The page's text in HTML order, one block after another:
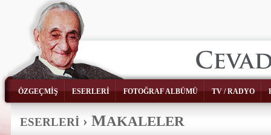
ÖZGEÇMİŞ ESERLERİ FOTOĞRAF ALBÜMÜ TV / RADYO
ESERLERİ › MAKALELER